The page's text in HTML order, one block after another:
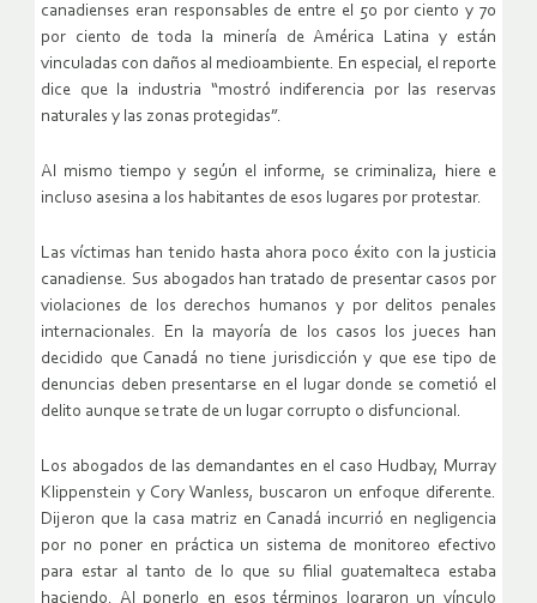
canadienses eran responsables de entre el 50 por ciento y 70
por ciento de toda la minería de América Latina y están
vinculadas con daños al medioambiente. En especial, el reporte
dice que la industria “mostró indiferencia por las reservas
naturales y las zonas protegidas”.
Al mismo tiempo y según el informe, se criminaliza, hiere e
incluso asesina a los habitantes de esos lugares por protestar.
Las víctimas han tenido hasta ahora poco éxito con la justicia
canadiense. Sus abogados han tratado de presentar casos por
violaciones de los derechos humanos y por delitos penales
internacionales. En la mayoría de los casos los jueces han
decidido que Canadá no tiene jurisdicción y que ese tipo de
denuncias deben presentarse en el lugar donde se cometió el
delito aunque se trate de un lugar corrupto o disfuncional.
Los abogados de las demandantes en el caso Hudbay, Murray
Klippenstein y Cory Wanless, buscaron un enfoque diferente.
Dijeron que la casa matriz en Canadá incurrió en negligencia
por no poner en práctica un sistema de monitoreo efectivo
para estar al tanto de lo que su filial guatemalteca estaba
haciendo. Al ponerlo en esos términos lograron un vínculo